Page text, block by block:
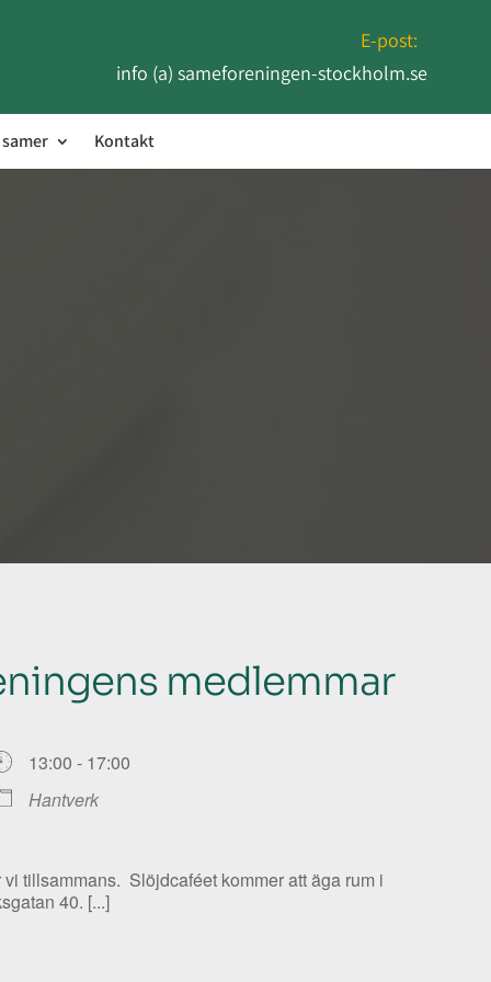
E-post:
info (a) sameforeningen-stockholm.se
Kontakt
medlemmar
13:00 - 17:00
Hantverk
tillsammans. Slöjdcaféet kommer att äga rum i
40. [...]